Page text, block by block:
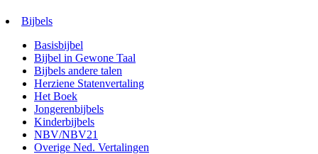
Bijbels
Basisbijbel
Bijbel in Gewone Taal
Bijbels andere talen
Herziene Statenvertaling
Het Boek
Jongerenbijbels
Kinderbijbels
NBV/NBV21
Overige Ned. Vertalingen